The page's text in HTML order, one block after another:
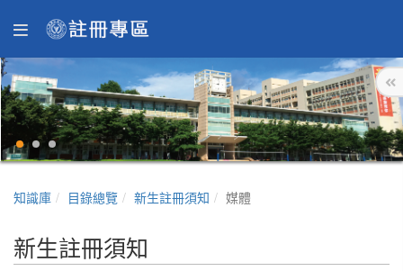
知識庫 目錄總覽 新生註冊須知 媒體
新生註冊須知